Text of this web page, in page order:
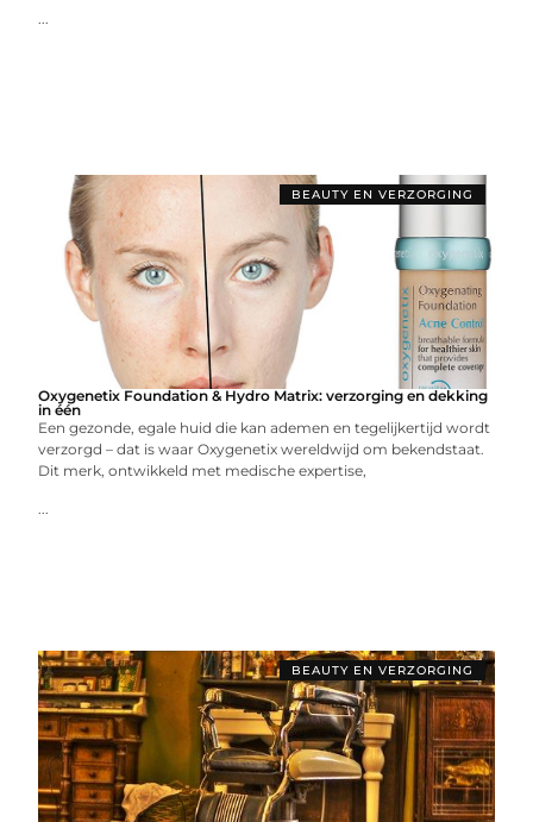
...
BEAUTY EN VERZORGING
Oxygenetix Foundation & Hydro Matrix: verzorging en dekking
in één
Een gezonde, egale huid die kan ademen en tegelijkertijd wordt
verzorgd – dat is waar Oxygenetix wereldwijd om bekendstaat.
Dit merk, ontwikkeld met medische expertise,
...
BEAUTY EN VERZORGING